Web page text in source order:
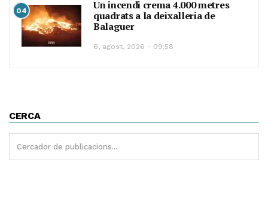
04
Un incendi crema 4.000 metres
quadrats a la deixalleria de
Balaguer
6, agost, 2026 - 09:58
CERCA